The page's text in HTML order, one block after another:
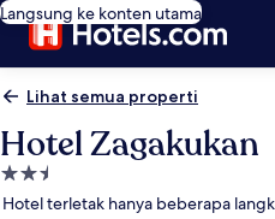
Langsung ke konten utama
Lihat semua properti
Hotel Zagakukan
Properti
bintang
Hotel terletak hanya beberapa